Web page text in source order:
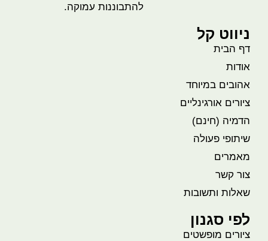
להתבוננות עמוקה.
ניווט קל
דף הבית
אודות
אהובים במיוחד
ציורים אורגינליים
הדמיה (חינם)
שיתופי פעולה
מאמרים
צור קשר
שאלות ותשובות
לפי סגנון
ציורים מופשטים